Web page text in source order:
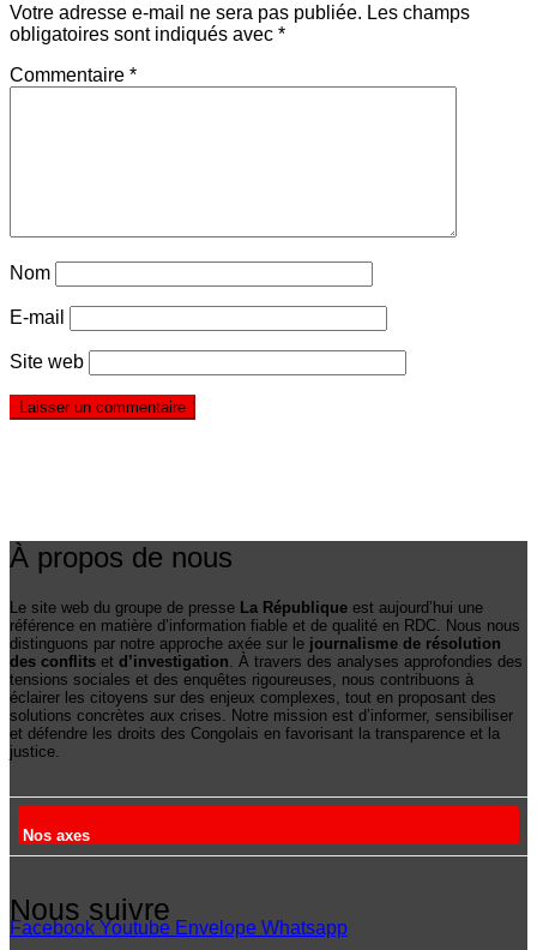
Votre adresse e-mail ne sera pas publiée. Les champs
obligatoires sont indiqués avec *
Commentaire *
Nom
E-mail
Site web
À propos de nous
Le site web du groupe de presse La République est aujourd’hui une
référence en matière d’information fiable et de qualité en RDC. Nous nous
distinguons par notre approche axée sur le journalisme de résolution
des conflits et d’investigation . À travers des analyses approfondies des
tensions sociales et des enquêtes rigoureuses, nous contribuons à
éclairer les citoyens sur des enjeux complexes, tout en proposant des
solutions concrètes aux crises. Notre mission est d’informer, sensibiliser
et défendre les droits des Congolais en favorisant la transparence et la
justice.
Nos axes
Nous suivre
Facebook Youtube Envelope Whatsapp